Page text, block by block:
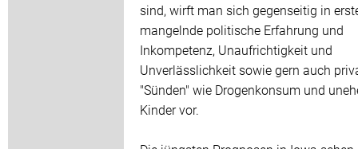
sind, wirft man sich gegenseitig in
mangelnde politische Erfahrung und
Inkompetenz, Unaufrichtigkeit und
Unverlässlichkeit sowie gern auch
"Sünden" wie Drogenkonsum und
Kinder vor.